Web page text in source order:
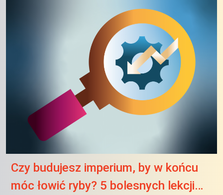
Czy budujesz imperium, by w końcu
móc łowić ryby? 5 bolesnych lekcji…